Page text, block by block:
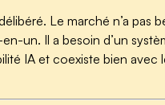
Le marché n’a pas
un. Il a besoin d’un
IA et coexiste bien avec